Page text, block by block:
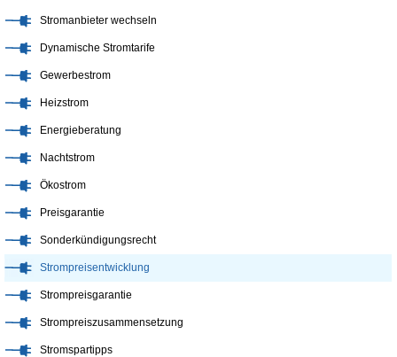
Stromanbieter wechseln
Dynamische Stromtarife
Gewerbestrom
Heizstrom
Energieberatung
Nachtstrom
Ökostrom
Preisgarantie
Sonderkündigungsrecht
Strompreisentwicklung
Strompreisgarantie
Strompreiszusammensetzung
Stromspartipps